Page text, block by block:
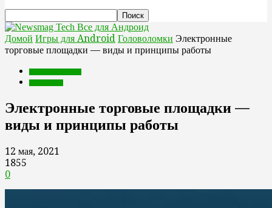
Все для Андроид
Домой Игры для Android Головоломки Электронные
торговые площадки — виды и принципы работы
Электронные торговые площадки —
виды и принципы работы
12 мая, 2021
1855
0